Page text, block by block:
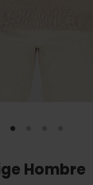
Hombre